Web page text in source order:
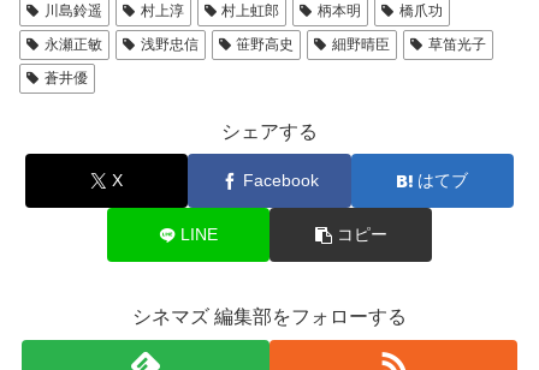
川島鈴遥
村上淳 村上虹郎 柄本明
橋爪功
永瀬正敏
浅野忠信 笹野高史 細野晴臣
草笛光子
蒼井優
シェアする
X Facebook はてブ
LINE コピー
シネマズ 編集部をフォローする